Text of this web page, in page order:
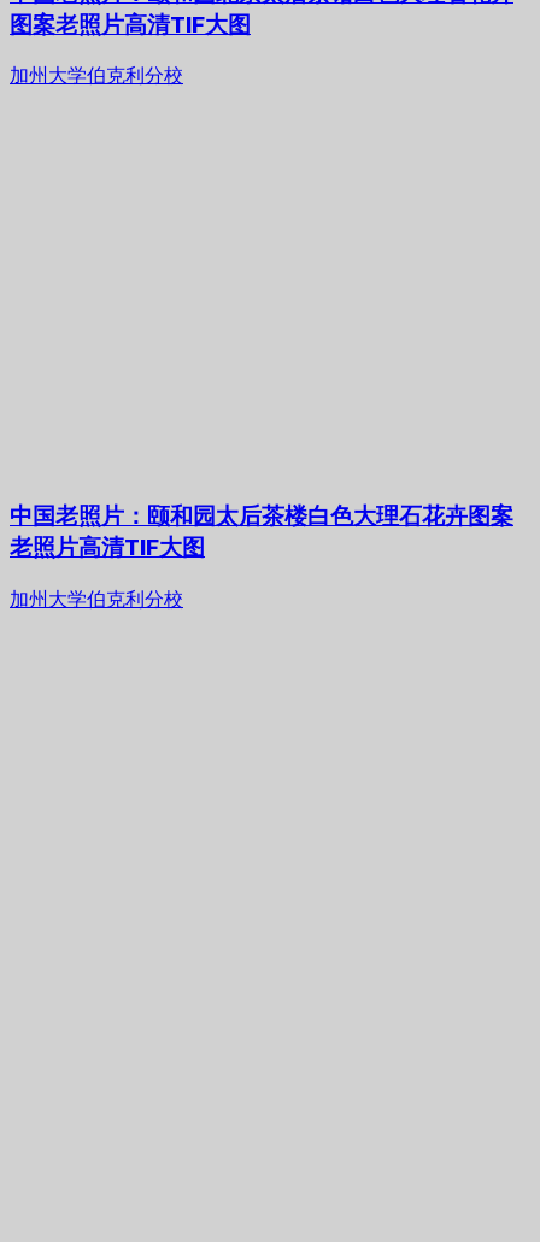
图案老照片高清TIF大图
加州大学伯克利分校
中国老照片：颐和园太后茶楼白色大理石花卉图案
老照片高清TIF大图
加州大学伯克利分校